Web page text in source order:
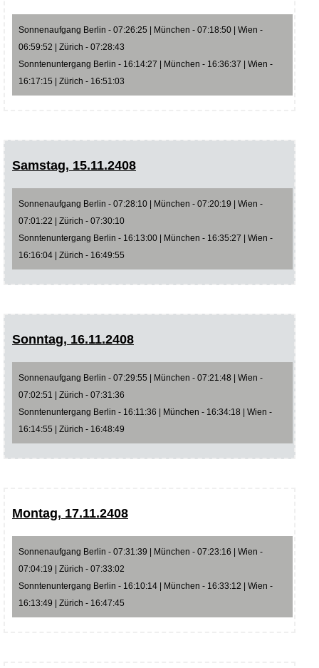
Sonnenaufgang Berlin - 07:26:25 | München - 07:18:50 | Wien -
06:59:52 | Zürich - 07:28:43
Sonntenuntergang Berlin - 16:14:27 | München - 16:36:37 | Wien -
16:17:15 | Zürich - 16:51:03
Samstag, 15.11.2408
Sonnenaufgang Berlin - 07:28:10 | München - 07:20:19 | Wien -
07:01:22 | Zürich - 07:30:10
Sonntenuntergang Berlin - 16:13:00 | München - 16:35:27 | Wien -
16:16:04 | Zürich - 16:49:55
Sonntag, 16.11.2408
Sonnenaufgang Berlin - 07:29:55 | München - 07:21:48 | Wien -
07:02:51 | Zürich - 07:31:36
Sonntenuntergang Berlin - 16:11:36 | München - 16:34:18 | Wien -
16:14:55 | Zürich - 16:48:49
Montag, 17.11.2408
Sonnenaufgang Berlin - 07:31:39 | München - 07:23:16 | Wien -
07:04:19 | Zürich - 07:33:02
Sonntenuntergang Berlin - 16:10:14 | München - 16:33:12 | Wien -
16:13:49 | Zürich - 16:47:45